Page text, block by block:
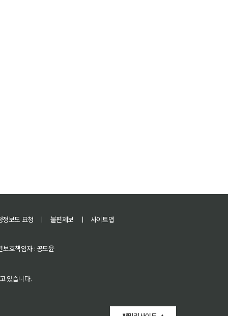
보도 요청 ㅣ 불편제보 ㅣ 사이트맵
보호책임자 : 공도윤
있습니다.